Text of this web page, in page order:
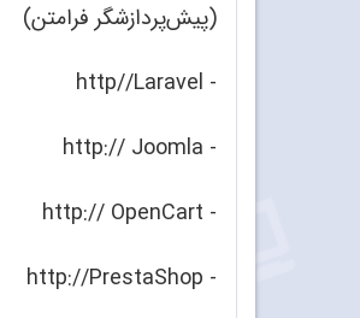
(پیش‌پردازشگر فرامتن)
- http//Laravel
- http:// Joomla
- http:// OpenCart
- http://PrestaShop